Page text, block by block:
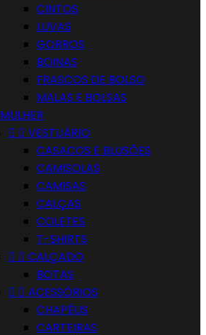
CINTOS
LUVAS
GORROS
BOINAS
FRASCOS DE BOLSO
MALAS E BOLSAS
MULHER
  VESTUÁRIO
CASACOS E BLUSÕES
CAMISOLAS
CAMISAS
CALÇAS
COLETES
T-SHIRTS
  CALÇADO
BOTAS
  ACESSÓRIOS
CHAPÉUS
CARTEIRAS